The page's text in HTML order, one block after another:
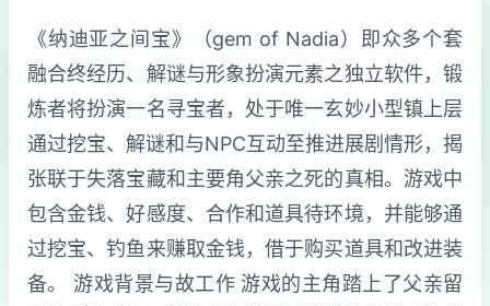
《纳迪亚之间宝》（gem of Nadia）即众多个套
融合终经历、解谜与形象扮演元素之独立软件，锻
炼者将扮演一名寻宝者，处于唯一玄妙小型镇上层
通过挖宝、解谜和与NPC互动至推进展剧情形，揭
张联于失落宝藏和主要角父亲之死的真相。游戏中
包含金钱、好感度、合作和道具待环境，并能够通
过挖宝、钓鱼来赚取金钱，借于购买道具和改进装
备。 游戏背景与故工作 游戏的主角踏上了父亲留